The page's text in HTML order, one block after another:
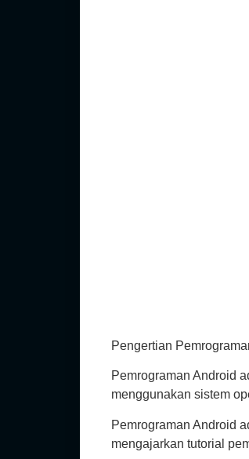
Pengertian
Pemrograman Android
menggunakan sistem
Pemrograman Android
mengajarkan tutorial